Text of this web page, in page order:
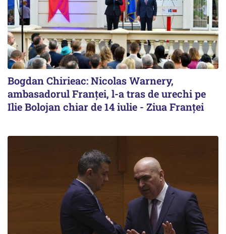
Bogdan Chirieac: Nicolas Warnery,
ambasadorul Franței, l-a tras de urechi pe
Ilie Bolojan chiar de 14 iulie - Ziua Franței